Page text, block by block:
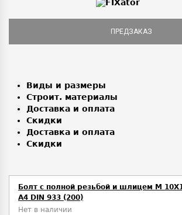
ПРЕДЗАКАЗ
Виды и размеры
Строит. материалы
Доставка и оплата
Скидки
Доставка и оплата
Скидки
Болт с полной резьбой и шлицем M
A4 DIN 933 (200)
Нет в наличии